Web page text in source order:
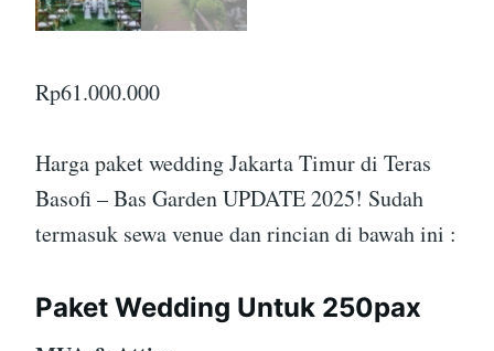
Rp61.000.000
Harga paket wedding Jakarta Timur di Teras
Basofi – Bas Garden UPDATE 2025! Sudah
termasuk sewa venue dan rincian di bawah ini :
Paket Wedding Untuk 250pax